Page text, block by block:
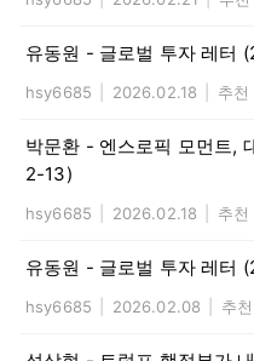
유동원 - 글로벌 투자 레터
hsy6685 2026.02.18 추천
박문환 - 엔스로픽 모먼트,
2-13)
hsy6685 2026.02.18 추천
유동원 - 글로벌 투자 레터
hsy6685 2026.02.08 추